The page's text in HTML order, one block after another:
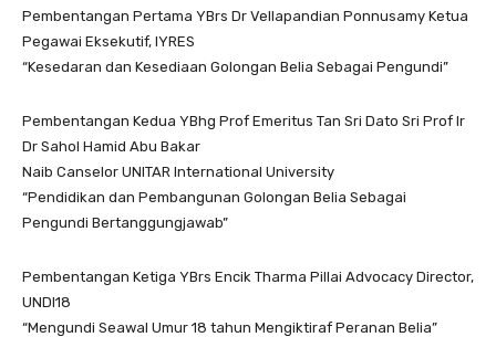
Pembentangan Pertama YBrs Dr Vellapandian Ponnusamy Ketua
Pegawai Eksekutif, IYRES
“Kesedaran dan Kesediaan Golongan Belia Sebagai Pengundi”
Pembentangan Kedua YBhg Prof Emeritus Tan Sri Dato Sri Prof Ir
Dr Sahol Hamid Abu Bakar
Naib Canselor UNITAR International University
“Pendidikan dan Pembangunan Golongan Belia Sebagai
Pengundi Bertanggungjawab”
Pembentangan Ketiga YBrs Encik Tharma Pillai Advocacy Director,
UNDI18
“Mengundi Seawal Umur 18 tahun Mengiktiraf Peranan Belia”